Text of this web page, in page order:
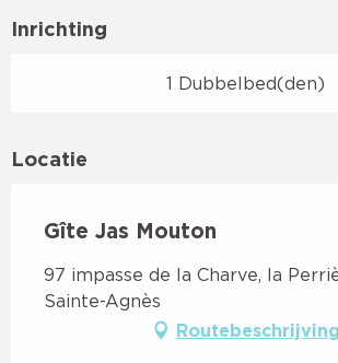
Inrichting
1 Dubbelbed(den)
Locatie
Gîte Jas Mouton
97 impasse de la Charve, la
Sainte-Agnès
Routebeschrijving